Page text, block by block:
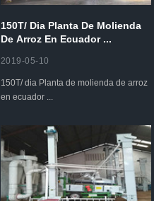
150T/ Dia Planta De Molienda
De Arroz En Ecuador ...
2019-05-10
150T/ dia Planta de molienda de arroz
en ecuador ...